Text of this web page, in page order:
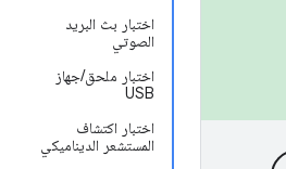
اختبار بث البريد
الصوتي
اختبار ملحق/جهاز
USB
اختبار اكتشاف
المستشعر الديناميكي